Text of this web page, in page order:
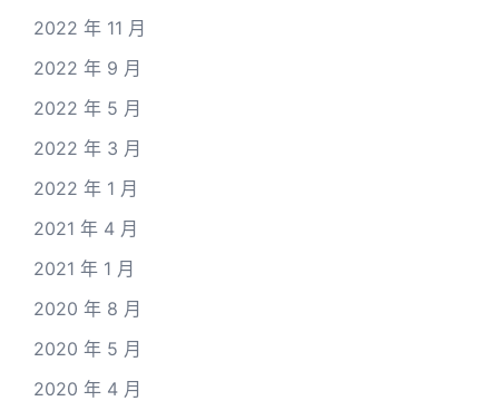
2022 年 11 月
2022 年 9 月
2022 年 5 月
2022 年 3 月
2022 年 1 月
2021 年 4 月
2021 年 1 月
2020 年 8 月
2020 年 5 月
2020 年 4 月